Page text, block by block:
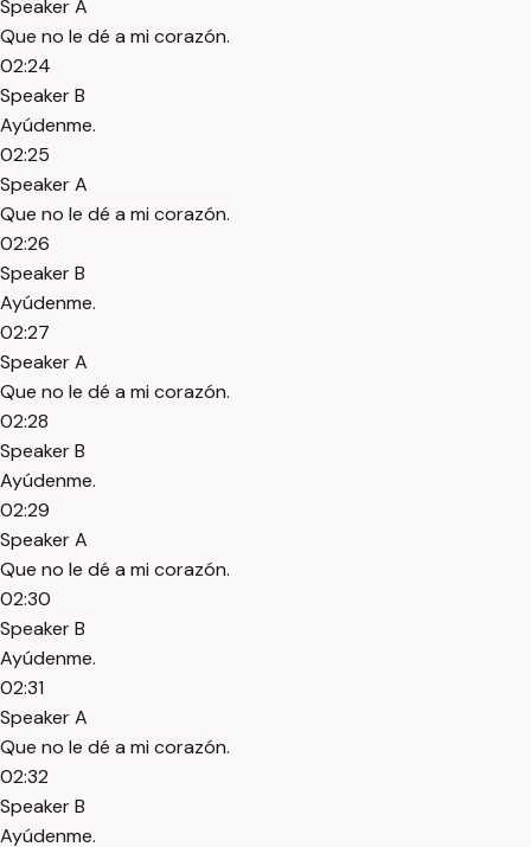
Speaker A
Que no le dé a mi corazón.
02:24
Speaker B
Ayúdenme.
02:25
Speaker A
Que no le dé a mi corazón.
02:26
Speaker B
Ayúdenme.
02:27
Speaker A
Que no le dé a mi corazón.
02:28
Speaker B
Ayúdenme.
02:29
Speaker A
Que no le dé a mi corazón.
02:30
Speaker B
Ayúdenme.
02:31
Speaker A
Que no le dé a mi corazón.
02:32
Speaker B
Ayúdenme.